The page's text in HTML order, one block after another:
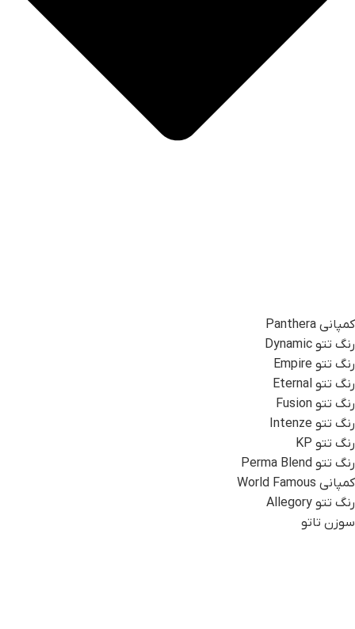
کمپانی Panthera
رنگ تتو Dynamic
رنگ تتو Empire
رنگ تتو Eternal
رنگ تتو Fusion
رنگ تتو Intenze
رنگ تتو KP
رنگ تتو Perma Blend
کمپانی World Famous
رنگ تتو Allegory
سوزن تاتو